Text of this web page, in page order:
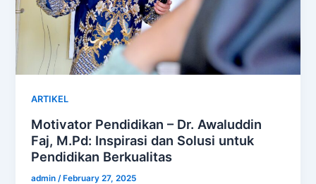
ARTIKEL
Motivator Pendidikan – Dr. Awaluddin
Faj, M.Pd: Inspirasi dan Solusi untuk
Pendidikan Berkualitas
admin /February 27, 2025